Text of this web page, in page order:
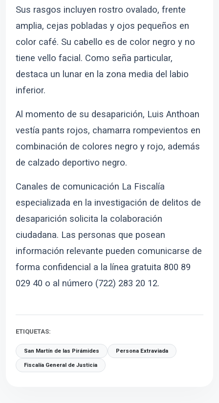
Sus rasgos incluyen rostro ovalado, frente
amplia, cejas pobladas y ojos pequeños en
color café. Su cabello es de color negro y no
tiene vello facial. Como seña particular,
destaca un lunar en la zona media del labio
inferior.
Al momento de su desaparición, Luis Anthoan
vestía pants rojos, chamarra rompevientos en
combinación de colores negro y rojo, además
de calzado deportivo negro.
Canales de comunicación La Fiscalía
especializada en la investigación de delitos de
desaparición solicita la colaboración
ciudadana. Las personas que posean
información relevante pueden comunicarse de
forma confidencial a la línea gratuita 800 89
029 40 o al número (722) 283 20 12.
ETIQUETAS:
San Martín de las Pirámides Persona Extraviada
Fiscalía General de Justicia